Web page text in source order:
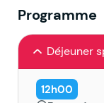
Programme
Déjeuner
12h00